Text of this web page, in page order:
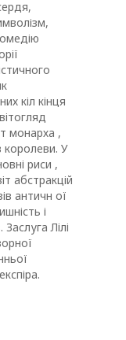
кіл кінця
монарха ,
королеви. У
риси ,
абстракцій
античн ої
і
Лілі